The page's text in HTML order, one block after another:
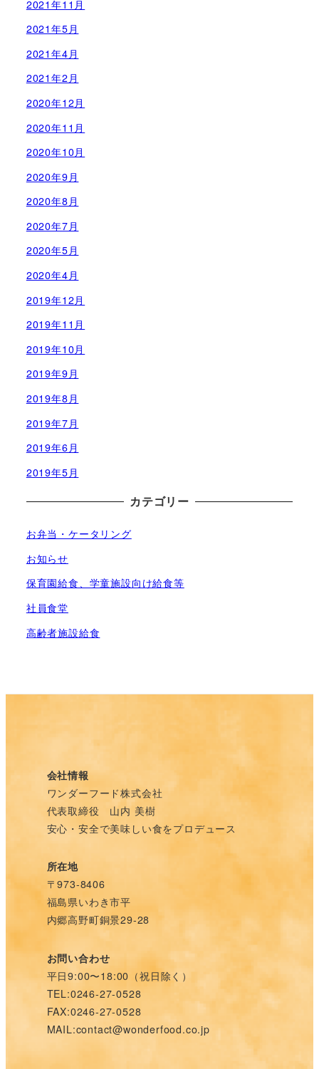
2021年11月
2021年5月
2021年4月
2021年2月
2020年12月
2020年11月
2020年10月
2020年9月
2020年8月
2020年7月
2020年5月
2020年4月
2019年12月
2019年11月
2019年10月
2019年9月
2019年8月
2019年7月
2019年6月
2019年5月
カテゴリー
お弁当・ケータリング
お知らせ
保育園給食、学童施設向け給食等
社員食堂
高齢者施設給食
会社情報
ワンダーフード株式会社
代表取締役 山内 美樹
安心・安全で美味しい食をプロデュース
所在地
〒973-8406
福島県いわき市平
内郷高野町銅景29-28
お問い合わせ
平日9:00〜18:00（祝日除く）
TEL:0246-27-0528
FAX:0246-27-0528
MAIL:contact@wonderfood.co.jp